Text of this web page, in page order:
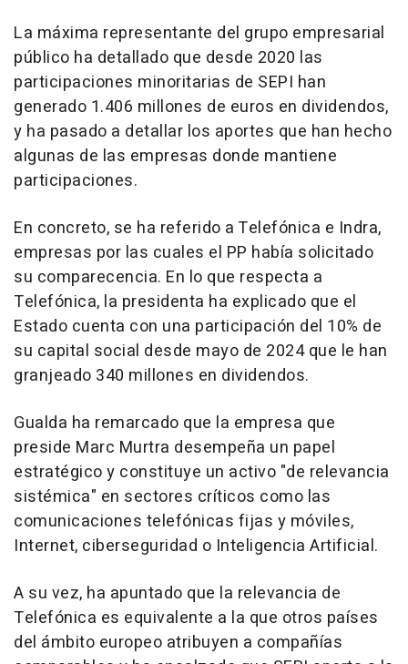
La máxima representante del grupo empresarial
público ha detallado que desde 2020 las
participaciones minoritarias de SEPI han
generado 1.406 millones de euros en dividendos,
y ha pasado a detallar los aportes que han hecho
algunas de las empresas donde mantiene
participaciones.
En concreto, se ha referido a Telefónica e Indra,
empresas por las cuales el PP había solicitado
su comparecencia. En lo que respecta a
Telefónica, la presidenta ha explicado que el
Estado cuenta con una participación del 10% de
su capital social desde mayo de 2024 que le han
granjeado 340 millones en dividendos.
Gualda ha remarcado que la empresa que
preside Marc Murtra desempeña un papel
estratégico y constituye un activo "de relevancia
sistémica" en sectores críticos como las
comunicaciones telefónicas fijas y móviles,
Internet, ciberseguridad o Inteligencia Artificial.
A su vez, ha apuntado que la relevancia de
Telefónica es equivalente a la que otros países
del ámbito europeo atribuyen a compañías